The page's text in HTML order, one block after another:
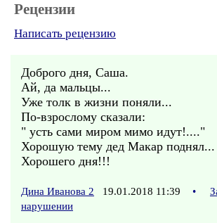
Рецензии
Написать рецензию
Доброго дня, Саша.
Ай, да мальцы...
Уже толк в жизни поняли...
По-взрослому сказали:
" усть сами миром мимо идут!...."
Хорошую тему дед Макар поднял...
Хорошего дня!!!
Дина Иванова 2 19.01.2018 11:39 •
нарушении